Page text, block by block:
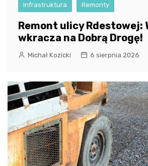
Infrastruktura Remonty
Remont ulicy Rdestowej:
wkracza na Dobrą Drogę!
Michał Kozicki 6 sierpnia 2026